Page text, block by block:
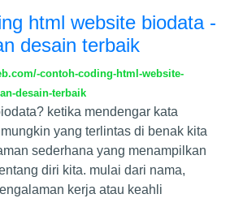
html website biodata -
desain terbaik
contoh-coding-html-website-
desain-terbaik
ketika mendengar kata
yang terlintas di benak kita
sederhana yang menampilkan
diri kita. mulai dari nama,
kerja atau keahli